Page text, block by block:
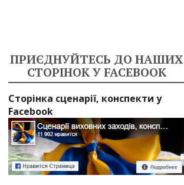
ПРИЄДНУЙТЕСЬ ДО НАШИХ
СТОРІНОК У FACEBOOK
Сторінка сценарії, конспекти у
Facebook